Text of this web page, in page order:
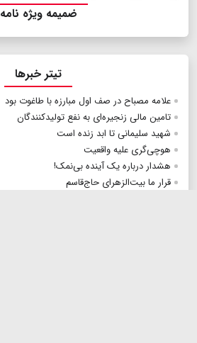
ضمیمه ویژه نامه
تیتر خبرها
علامه مصباح در صف اول مبارزه با طاغوت بود
تامین مالی زنجیره‌ای به نفع تولیدکنندگان
شهید سلیمانی تا ابد زنده است
هوچی‌گری علیه واقعیت
هشدار درباره یک آینده بی‌نمک!
قرار ما بیت‌الزهرای حاج‌قاسم